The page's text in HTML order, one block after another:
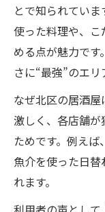
とで知られてい
使った料理や、
める点が魅力です
さに“最強”のエリ
なぜ北区の居酒
激しく、各店舗
ためです。例え
魚介を使った日
れます。